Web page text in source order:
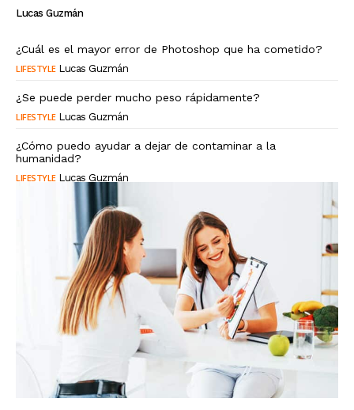
Lucas Guzmán
¿Cuál es el mayor error de Photoshop que ha cometido?
LIFESTYLE Lucas Guzmán
¿Se puede perder mucho peso rápidamente?
LIFESTYLE Lucas Guzmán
¿Cómo puedo ayudar a dejar de contaminar a la
humanidad?
LIFESTYLE Lucas Guzmán